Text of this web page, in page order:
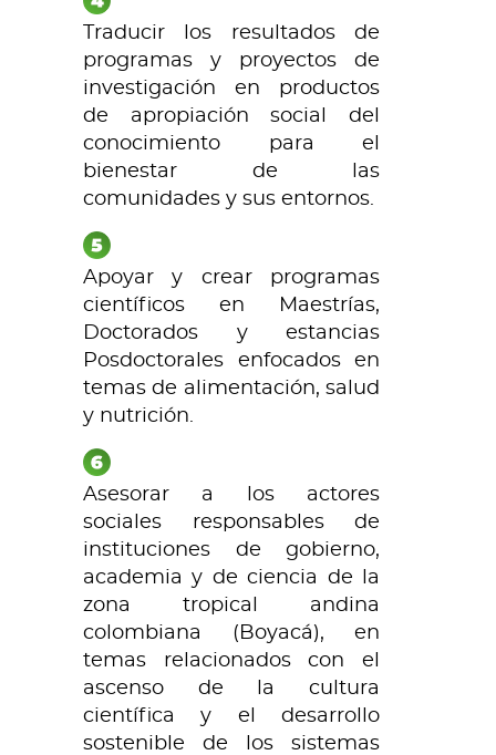
Traducir los resultados de
programas y proyectos de
investigación en productos
de apropiación social del
conocimiento para el
bienestar de las
comunidades y sus entornos.
Apoyar y crear programas
científicos en Maestrías,
Doctorados y estancias
Posdoctorales enfocados en
temas de alimentación, salud
y nutrición.
Asesorar a los actores
sociales responsables de
instituciones de gobierno,
academia y de ciencia de la
zona tropical andina
colombiana (Boyacá), en
temas relacionados con el
ascenso de la cultura
científica y el desarrollo
sostenible de los sistemas